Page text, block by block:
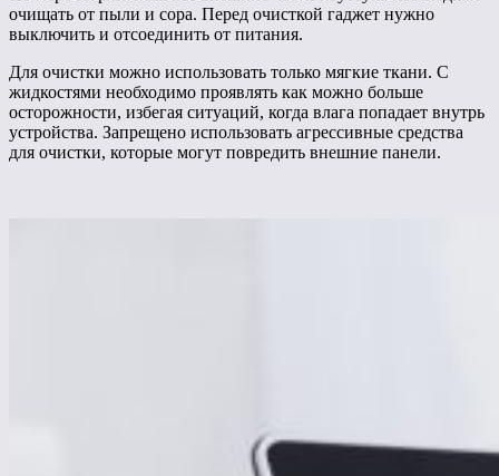
очищать от пыли и сора. Перед очисткой гаджет нужно
выключить и отсоединить от питания.
Для очистки можно использовать только мягкие ткани. С
жидкостями необходимо проявлять как можно больше
осторожности, избегая ситуаций, когда влага попадает внутрь
устройства. Запрещено использовать агрессивные средства
для очистки, которые могут повредить внешние панели.